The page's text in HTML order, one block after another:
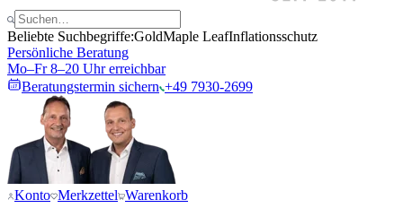
Beliebte Suchbegriffe:GoldMaple LeafInflationsschutz
Persönliche Beratung
Mo–Fr 8–20 Uhr erreichbar
Beratungstermin sichern +49 7930-2699
Konto Merkzettel Warenkorb